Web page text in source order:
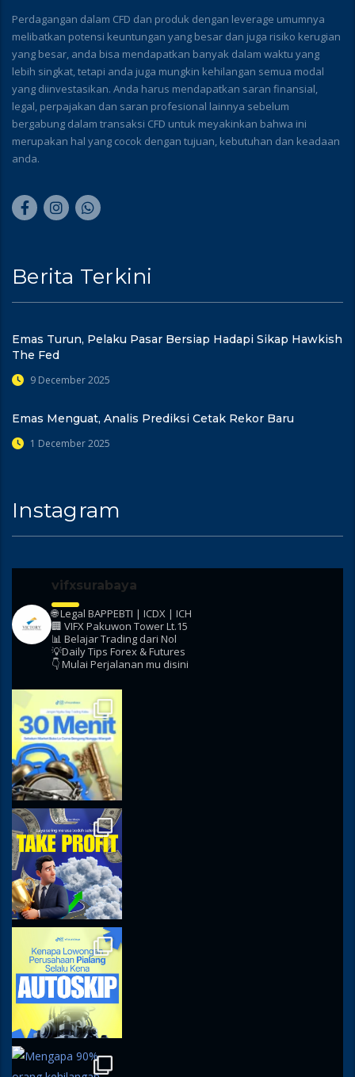
Perdagangan dalam CFD dan produk dengan leverage umumnya
melibatkan potensi keuntungan yang besar dan juga risiko kerugian
yang besar, anda bisa mendapatkan banyak dalam waktu yang
lebih singkat, tetapi anda juga mungkin kehilangan semua modal
yang diinvestasikan. Anda harus mendapatkan saran finansial,
legal, perpajakan dan saran profesional lainnya sebelum
bergabung dalam transaksi CFD untuk meyakinkan bahwa ini
merupakan hal yang cocok dengan tujuan, kebutuhan dan keadaan
anda.
Berita Terkini
Emas Turun, Pelaku Pasar Bersiap Hadapi Sikap Hawkish
The Fed
9 December 2025
Emas Menguat, Analis Prediksi Cetak Rekor Baru
1 December 2025
Instagram
vifxsurabaya
🌐 Legal BAPPEBTI | ICDX | ICH
🏢 VIFX Pakuwon Tower Lt.15
📊 Belajar Trading dari Nol
💡Daily Tips Forex & Futures
👇 Mulai Perjalanan mu disini